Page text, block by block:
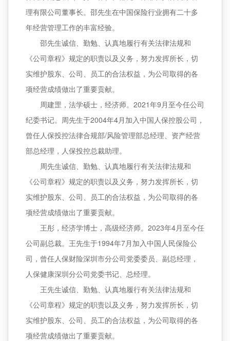
理有限公司董事长。邵先生在中国保险行业拥有二十多
年经营管理工作的丰富经验。
邵先生诚信、勤勉、认真地履行有关法律法规和
《公司章程》规定的职责以及义务，努力发挥所长，切
实维护股东、公司、员工的合法权益，为公司取得的各
项经营成绩做出了重要贡献。
周建罡，法学硕士，经济师。2021年9月至今任公司
纪委书记。周先生于2004年4月加入中国人保控股公司，
曾任人保投控法律合规部/风险管理部总经理、资产经营
部总经理，人保投控总裁助理。
周先生诚信、勤勉、认真地履行有关法律法规和
《公司章程》规定的职责以及义务，努力发挥所长，切
实维护股东、公司、员工的合法权益，为公司取得的各
项经营成绩做出了重要贡献。
王彤，经济学博士，高级经济师。2023年4月至今任
公司副总裁。王先生于1994年7月加入中国人民保险公
司，曾任人保财险深圳市分公司党委委员、副总经理，
人保健康深圳分公司党委书记、总经理。
王先生诚信、勤勉、认真地履行有关法律法规和
《公司章程》规定的职责以及义务，努力发挥所长，切
实维护股东、公司、员工的合法权益，为公司取得的各
项经营成绩做出了重要贡献。